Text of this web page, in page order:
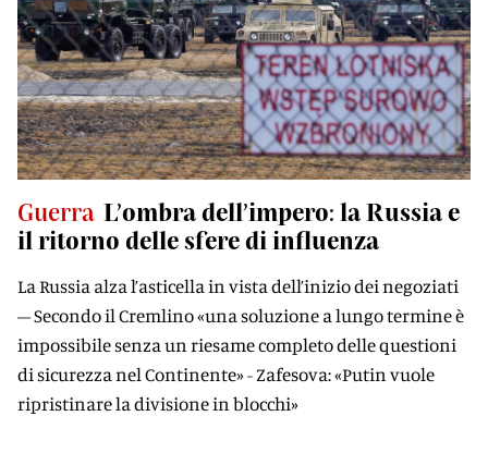
Guerra L’ombra dell’impero: la Russia e
il ritorno delle sfere di influenza
La Russia alza l’asticella in vista dell’inizio dei negoziati
– Secondo il Cremlino «una soluzione a lungo termine è
impossibile senza un riesame completo delle questioni
di sicurezza nel Continente» - Zafesova: «Putin vuole
ripristinare la divisione in blocchi»